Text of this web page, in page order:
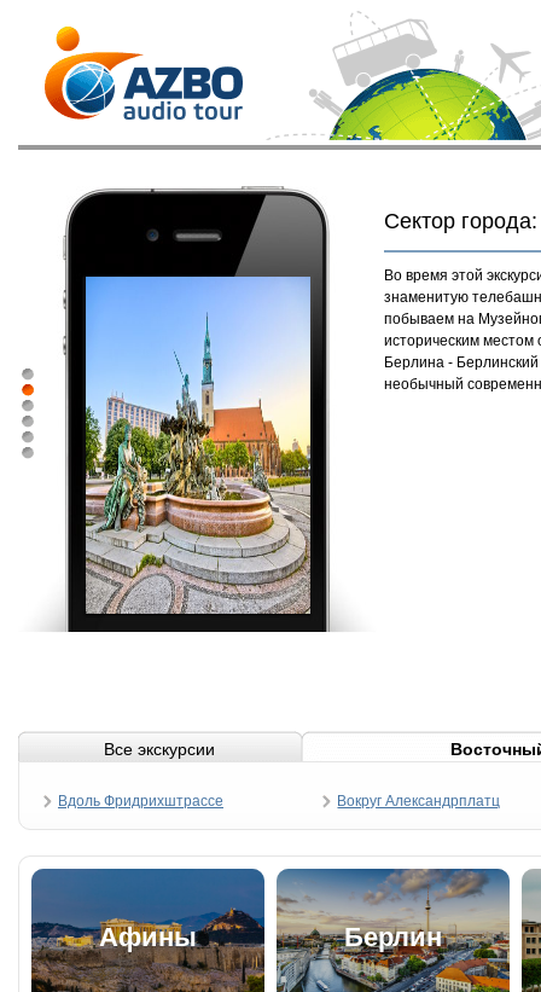
Сектор
Во время этой
знаменитую
побываем на
историческим
Берлина -
необычный
Все экскурсии
Вдоль Фридрихштрассе Вокруг Александрплатц
Афины Берлин